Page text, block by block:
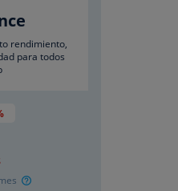
rendimiento,
para todos